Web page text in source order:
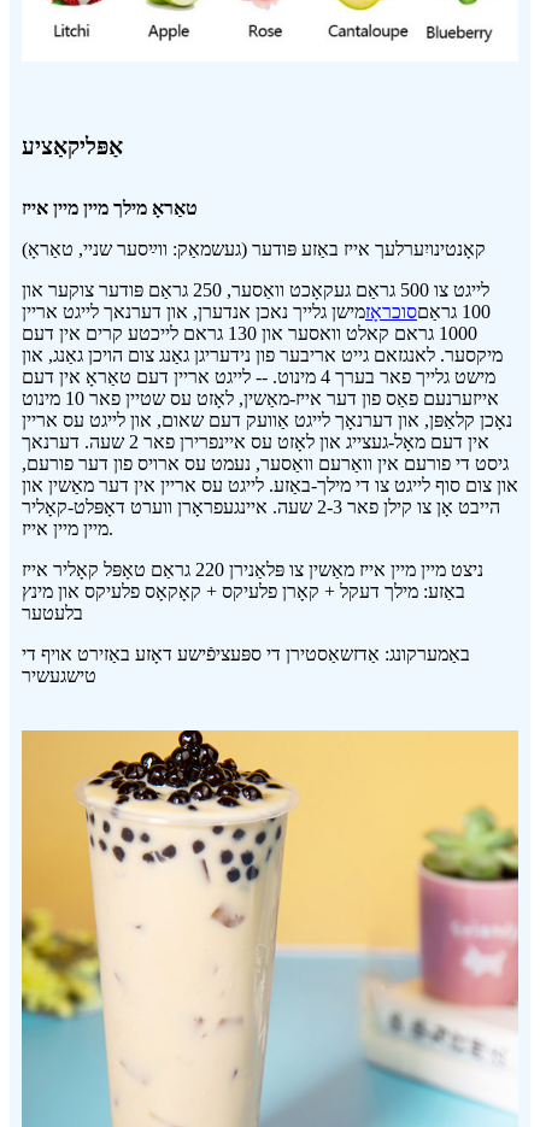
אַפּליקאַציע
טאַראָ מילך מיין מיין אייז
קאָנטינויִערלעך אייז באַזע פּודער (געשמאַק: ווײַסער שניי, טאַראָ)
לייגט צו 500 גראַם געקאָכט וואַסער, 250 גראַם פּודער צוקער און
100 גראַם
סוכראָזמישן גלייך נאכן אנדערן, און דערנאך לייגט אריין
1000 גראם קאלט וואסער און 130 גראם לייכטע קרים אין דעם
מיקסער. לאנגזאם גייט אריבער פון נידעריגן גאַנג צום הויכן גאַנג, און
מישט גלייך פאר בערך 4 מינוט. -- לייגט אריין דעם טאַראָ אין דעם
אייזערנעם פאַס פון דער אייז-מאַשין, לאָזט עס שטיין פאר 10 מינוט
נאָכן קלאַפּן, און דערנאָך לייגט אַוועק דעם שאום, און לייגט עס אריין
אין דעם מאָל-געצייג און לאָזט עס איינפרירן פאר 2 שעה. דערנאך
גיסט די פורעם אין וואַרעם וואַסער, נעמט עס ארויס פון דער פורעם,
און צום סוף לייגט צו די מילך-באַזע. לייגט עס אריין אין דער מאַשין און
הייבט אָן צו קילן פאר 2-3 שעה. איינגעפראָרן ווערט דאָפּלט-קאָליר
מיין מיין אייז.
ניצט מיין מיין אייז מאַשין צו פּלאַנירן 220 גראַם טאָפּל קאָליר אייז
באַזע: מילך דעקל + קאָרן פלעיקס + קאָקאָס פלעיקס און מינץ
בלעטער
באַמערקונג: אַדזשאַסטירן די ספּעציפֿישע דאָזע באַזירט אויף די
טישגעשיר